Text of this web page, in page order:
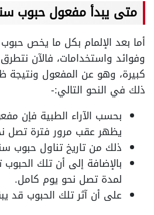
متى يبدأ مفعول حبوب
أما بعد الإلمام بكل ما يخص
وفوائد واستخدامات، فالآن
كبيرة، وهو عن المفعول
ذلك في النحو التالي:-
بحسب الآراء الطبية فإن
يظهر عقب مرور فترة تصل
ذلك من تاريخ تناول حبوب
بالإضافة إلى أن تلك
لمدة تصل نحو يوم كامل.
على أن آثر تلك الحبوب